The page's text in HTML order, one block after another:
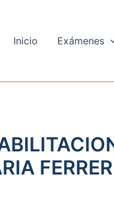
Inicio Exámenes
FERRER